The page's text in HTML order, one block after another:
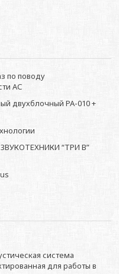
по поводу
АС
двухблочный РА-010 +
“ТРИ В”
система
для работы в